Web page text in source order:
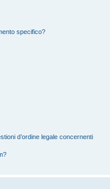
specifico?
d’ordine legale concernenti